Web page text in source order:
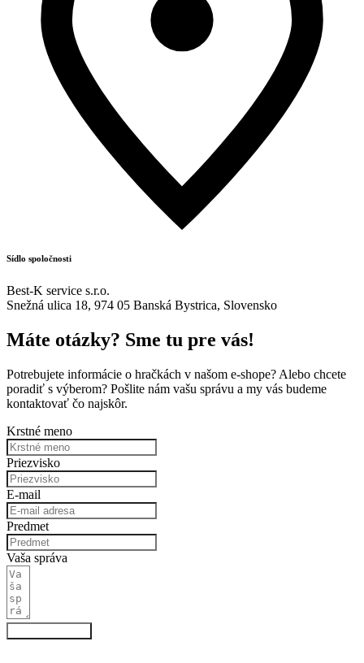
Sídlo spoločnosti
Best-K service s.r.o.
Snežná ulica 18, 974 05 Banská Bystrica, Slovensko
Máte otázky? Sme tu pre vás!
Potrebujete informácie o hračkách v našom e-shope? Alebo chcete
poradiť s výberom? Pošlite nám vašu správu a my vás budeme
kontaktovať čo najskôr.
Krstné meno
Priezvisko
E-mail
Predmet
Vaša správa